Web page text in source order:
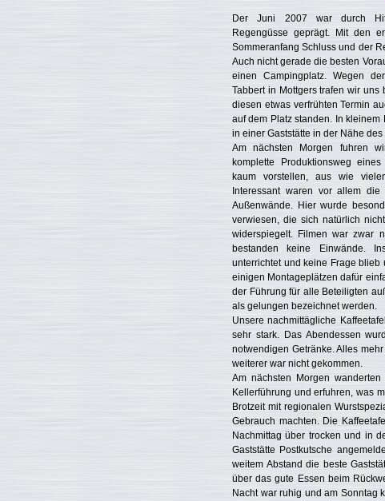
Der Juni 2007 war durch
Regengüsse geprägt. Mit den
Sommeranfang Schluss und der
Auch nicht gerade die besten
einen Campingplatz. Wegen
Tabbert in Mottgers trafen wir
diesen etwas verfrühten Termin
auf dem Platz standen. In
in einer Gaststätte in der Nähe des
Am nächsten Morgen fuhren
komplette Produktionsweg
kaum vorstellen, aus wie
Interessant waren vor allem
Außenwände. Hier wurde
verwiesen, die sich natürlich
widerspiegelt. Filmen war zwar
bestanden keine Einwände.
unterrichtet und keine Frage
einigen Montageplätzen dafür
der Führung für alle Beteiligten
als gelungen bezeichnet werden.
Unsere nachmittägliche
sehr stark. Das Abendessen
notwendigen Getränke. Alles
weiterer war nicht gekommen.
Am nächsten Morgen
Kellerführung und erfuhren, was
Brotzeit mit regionalen
Gebrauch machten. Die
Nachmittag über trocken und in
Gaststätte Postkutsche
weitem Abstand die beste
über das gute Essen beim
Nacht war ruhig und am Sonntag